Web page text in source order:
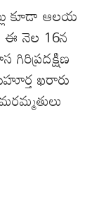
కూడా ఆలయ
ఈ నెల 16న
ఖరారు